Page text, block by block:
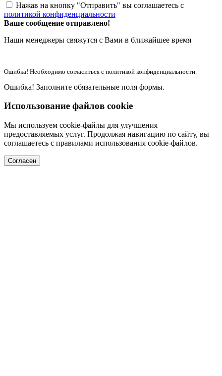
Нажав на кнопку "Отправить" вы соглашаетесь с
политикой конфиденциальности
Ваше сообщение отправлено!
Наши менеджеры свяжутся с Вами в ближайшее время
Ошибка! Необходимо согласиться с политикой конфиденциальности.
Ошибка! Заполните обязательные поля формы.
Использование файлов cookie
Мы используем cookie-файлы для улучшения
предоставляемых услуг. Продолжая навигацию по сайту, вы
соглашаетесь с правилами использования cookie-файлов.
Согласен